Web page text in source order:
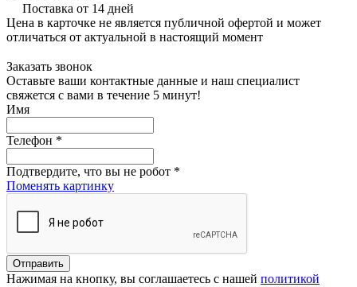
Поставка от 14 дней
Цена в карточке не является публичной офертой и может
отличаться от актуальной в настоящий момент
Заказать звонок
Оставьте ваши контактные данные и наш специалист
свяжется с вами в течение 5 минут!
Имя
Телефон *
Подтвердите, что вы не робот *
Поменять картинку
Нажимая на кнопку, вы соглашаетесь с нашей политикой